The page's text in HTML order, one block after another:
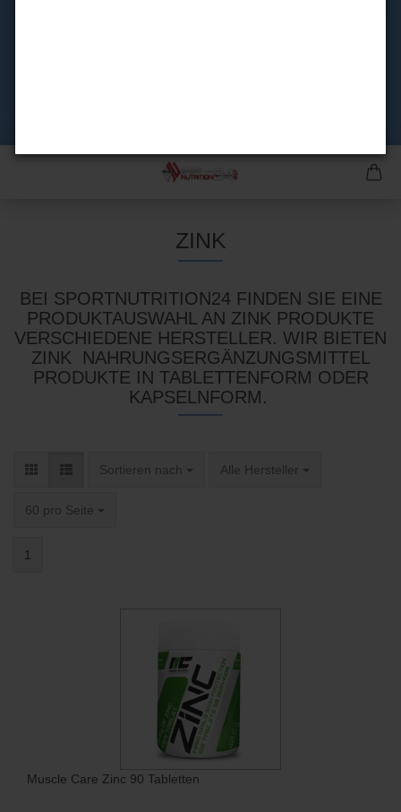
ZINK
BEI SPORTNUTRITION24 FINDEN SIE EINE
PRODUKTAUSWAHL AN ZINK PRODUKTE
VERSCHIEDENE HERSTELLER. WIR BIETEN
ZINK NAHRUNGSERGÄNZUNGSMITTEL
PRODUKTE IN TABLETTENFORM ODER
KAPSELNFORM.
Sortieren nach
Sortieren nach Alle Hersteller
pro Seite
60 pro Seite
pro Seite
1
Muscle Care Zinc 90 Tabletten